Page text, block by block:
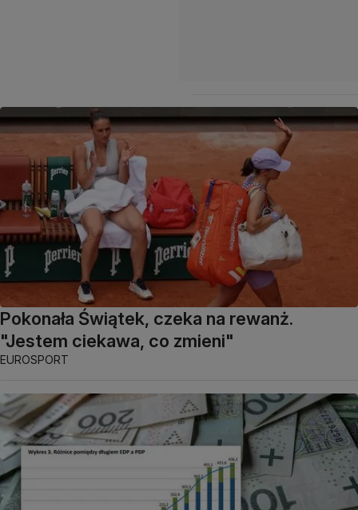
Pokonała Świątek, czeka na rewanż.
"Jestem ciekawa, co zmieni"
EUROSPORT